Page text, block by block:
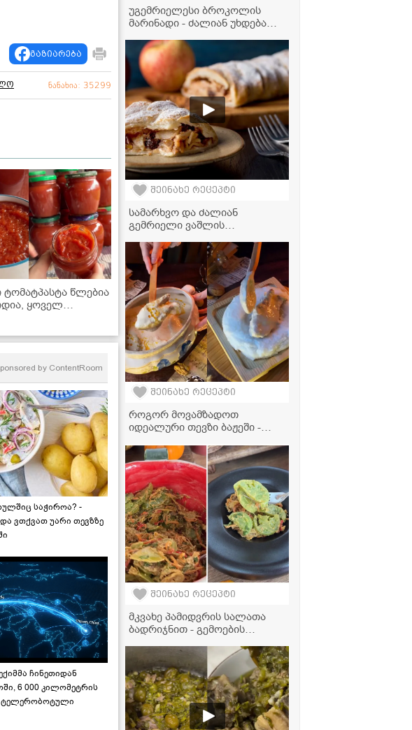
გაზიარება
ნანახია: 35299
ტომატპასტა წლებია
ყოველ
by ContentRoom
საჭიროა? -
ვთქვათ უარი თევზზე
ჩინეთიდან
6 000 კილომეტრის
ტელერობოტული
უგემრიელესი ბროკოლის
მარინადი - ძალიან უხდება
განსაკუთრებულ გემოს
აძლევს
შეინახე რეცეპტი
სამარხვო და ძალიან
გემრიელი ვაშლის
შეინახე რეცეპტი
როგორ მოვამზადოთ
იდეალური თევზი ბაჟეში -
შეინახე რეცეპტი
მკვახე პამიდვრის სალათა
ბადრიჯნით - გემოების